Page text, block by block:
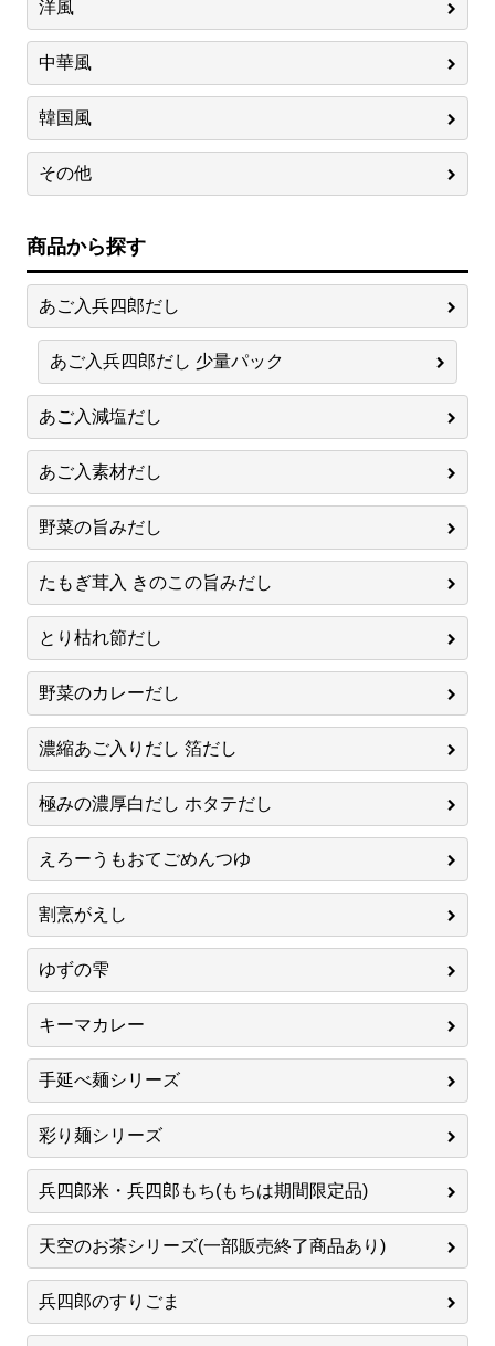
洋風
中華風
韓国風
その他
商品から探す
あご入兵四郎だし
あご入兵四郎だし 少量パック
あご入減塩だし
あご入素材だし
野菜の旨みだし
たもぎ茸入 きのこの旨みだし
とり枯れ節だし
野菜のカレーだし
濃縮あご入りだし 箔だし
極みの濃厚白だし ホタテだし
えろーうもおてごめんつゆ
割烹がえし
ゆずの雫
キーマカレー
手延べ麺シリーズ
彩り麺シリーズ
兵四郎米・兵四郎もち(もちは期間限定品)
天空のお茶シリーズ(一部販売終了商品あり)
兵四郎のすりごま